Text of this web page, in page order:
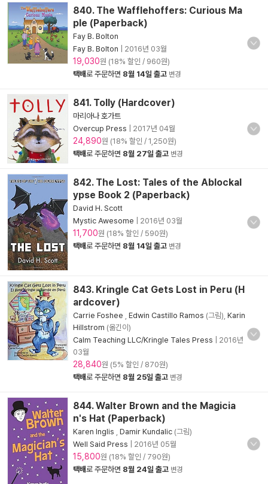
840. The Wafflehoffers: Curious Ma
ple (Paperback)
Fay B. Bolton
Fay B. Bolton
2016년 03월
19,030원 (18% 할인 / 960원)
택배로 주문하면 8월 14일 출고 변경
841. Tolly (Hardcover)
마리아나 호가트
Overcup Press
2017년 04월
24,890원 (18% 할인 / 1,250원)
택배로 주문하면 8월 27일 출고 변경
842. The Lost: Tales of the Ablockal
ypse Book 2 (Paperback)
David H. Scott
Mystic Awesome
2016년 03월
11,700원 (18% 할인 / 590원)
택배로 주문하면 8월 14일 출고 변경
843. Kringle Cat Gets Lost in Peru (H
ardcover)
Carrie Foshee Edwin Castillo Ramos (그림), Karin
Hillstrom (옮긴이)
Calm Teaching LLC/Kringle Tales Press
2016년
03월
28,840원 (5% 할인 / 870원)
택배로 주문하면 8월 25일 출고 변경
844. Walter Brown and the Magicia
n's Hat (Paperback)
Karen Inglis Damir Kundalic (그림)
Well Said Press
2016년 05월
15,800원 (18% 할인 / 790원)
택배로 주문하면 8월 24일 출고 변경